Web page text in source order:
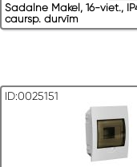
Sadalne Makel, 16-viet.,
caursp. durvīm
ID:0025151